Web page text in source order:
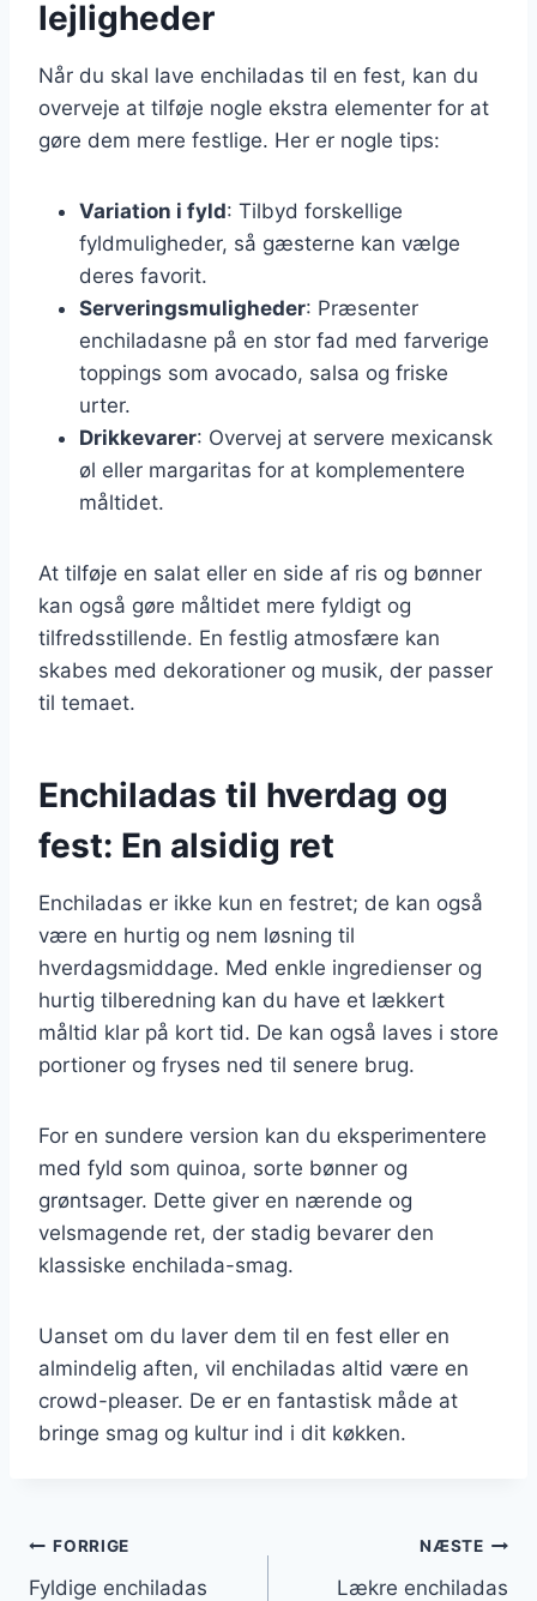
lejligheder
Når du skal lave enchiladas til en fest, kan du
overveje at tilføje nogle ekstra elementer for at
gøre dem mere festlige. Her er nogle tips:
Variation i fyld: Tilbyd forskellige
fyldmuligheder, så gæsterne kan vælge
deres favorit.
Serveringsmuligheder: Præsenter
enchiladasne på en stor fad med farverige
toppings som avocado, salsa og friske
urter.
Drikkevarer: Overvej at servere mexicansk
øl eller margaritas for at komplementere
måltidet.
At tilføje en salat eller en side af ris og bønner
kan også gøre måltidet mere fyldigt og
tilfredsstillende. En festlig atmosfære kan
skabes med dekorationer og musik, der passer
til temaet.
Enchiladas til hverdag og
fest: En alsidig ret
Enchiladas er ikke kun en festret; de kan også
være en hurtig og nem løsning til
hverdagsmiddage. Med enkle ingredienser og
hurtig tilberedning kan du have et lækkert
måltid klar på kort tid. De kan også laves i store
portioner og fryses ned til senere brug.
For en sundere version kan du eksperimentere
med fyld som quinoa, sorte bønner og
grøntsager. Dette giver en nærende og
velsmagende ret, der stadig bevarer den
klassiske enchilada-smag.
Uanset om du laver dem til en fest eller en
almindelig aften, vil enchiladas altid være en
crowd-pleaser. De er en fantastisk måde at
bringe smag og kultur ind i dit køkken.
Indlægsnavigation
FORRIGE
Fyldige enchiladas
NÆSTE
Lækre enchiladas